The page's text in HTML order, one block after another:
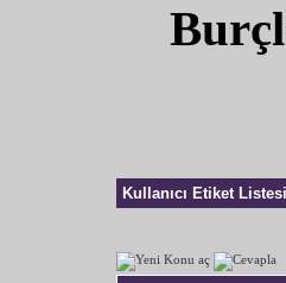
Kullanıcı Etiket Listesi